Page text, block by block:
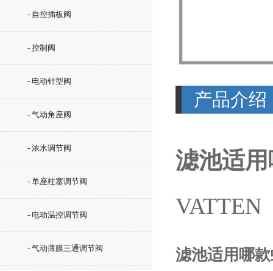
- 自控插板阀
- 控制阀
- 电动针型阀
- 气动角座阀
- 浓水调节阀
- 单座柱塞调节阀
- 电动温控调节阀
- 气动薄膜三通调节阀
产品介绍
滤池适
VATTEN
滤池适用哪